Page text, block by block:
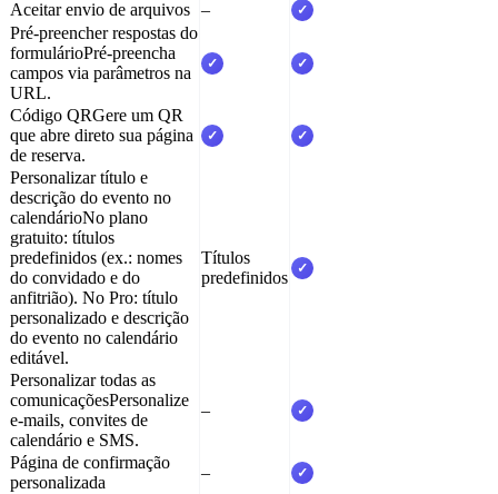
Aceitar envio de arquivos – ✓
Pré-preencher respostas do
formulárioPré-preencha
campos via parâmetros na
URL.
✓ ✓
Código QRGere um QR
que abre direto sua página
de reserva.
✓ ✓
Personalizar título e
descrição do evento no
calendárioNo plano
gratuito: títulos
predefinidos (ex.: nomes
do convidado e do
anfitrião). No Pro: título
personalizado e descrição
do evento no calendário
editável.
Títulos
predefinidos
✓
Personalizar todas as
comunicaçõesPersonalize
e-mails, convites de
calendário e SMS.
– ✓
Página de confirmação
personalizada
– ✓